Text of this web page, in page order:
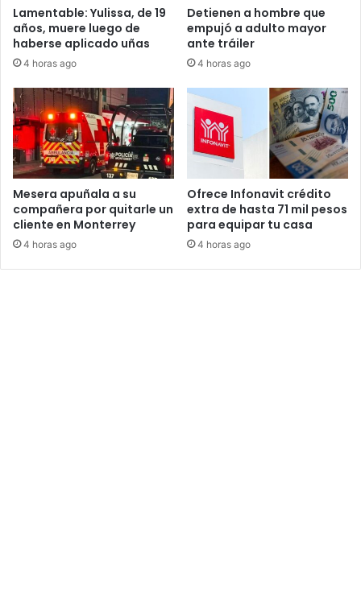
Lamentable: Yulissa, de 19
años, muere luego de
haberse aplicado uñas
4 horas ago
Detienen a hombre que
empujó a adulto mayor
ante tráiler
4 horas ago
Mesera apuñala a su
compañera por quitarle un
cliente en Monterrey
4 horas ago
Ofrece Infonavit crédito
extra de hasta 71 mil pesos
para equipar tu casa
4 horas ago